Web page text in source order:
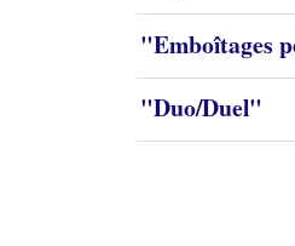
"Emboîtages
"Duo/Duel"